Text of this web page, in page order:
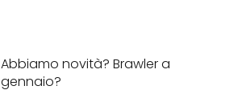
Abbiamo novità? Brawler a
gennaio?